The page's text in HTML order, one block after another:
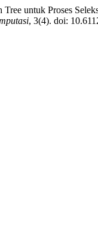
untuk Proses
, 3(4). doi: